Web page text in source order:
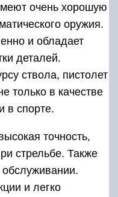
очень хорошую
оружия.
и обладает
деталей.
ствола, пистолет
только в качестве
в спорте.
точность,
стрельбе. Также
обслуживании.
и легко